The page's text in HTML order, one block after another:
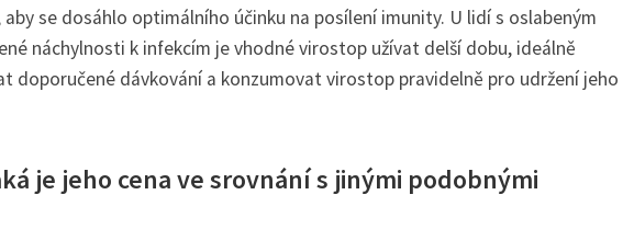
se dosáhlo optimálního účinku na posílení imunity. U lidí s oslabeným
náchylnosti k infekcím je vhodné virostop užívat delší dobu, ideálně
doporučené dávkování a konzumovat virostop pravidelně pro udržení jeho
je jeho cena ve srovnání s jinými podobnými